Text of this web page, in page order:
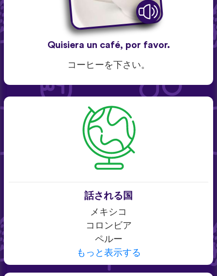
Quisiera un café, por favor.
コーヒーを下さい。
話される国
メキシコ
コロンビア
ペルー
もっと表示する